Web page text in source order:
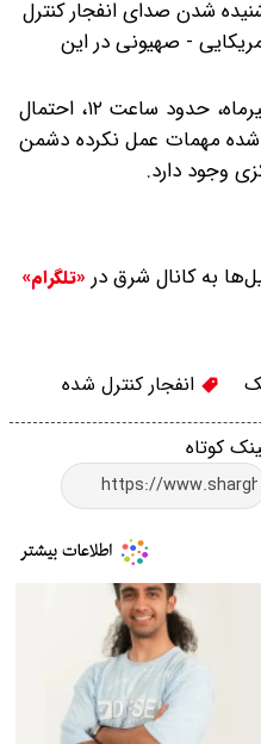
شدن صدای انفجار کنترل
- صهیونی در این
براین اساس امروز دوشنبه یکم تیرماه، حدود ساعت ۱۲، احتمال
شده مهمات عمل نکرده دشمن
وجود دارد.
به کانال شرق در «تلگرام»
انفجار کنترل شده
کوتاه